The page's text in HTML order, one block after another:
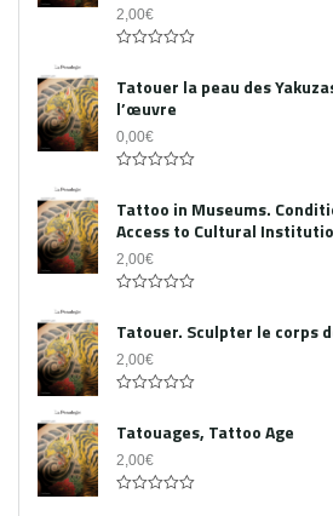
2,00€
out
of
5
Tatouer la peau des
l’œuvre
0,00€
out
of
5
Tattoo in Museums.
Access to Cultural
2,00€
out
of
5
Tatouer. Sculpter le corps
2,00€
out
of
5
Tatouages, Tattoo Age
2,00€